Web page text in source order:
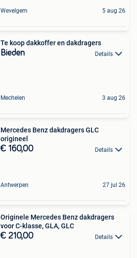
Wevelgem 5 aug 26
Te koop dakkoffer en dakdragers
Bieden Details
Mechelen 3 aug 26
Mercedes Benz dakdragers GLC
origineel
€ 160,00 Details
Antwerpen 27 jul 26
Originele Mercedes Benz dakdragers
voor C-klasse, GLA, GLC
€ 210,00 Details